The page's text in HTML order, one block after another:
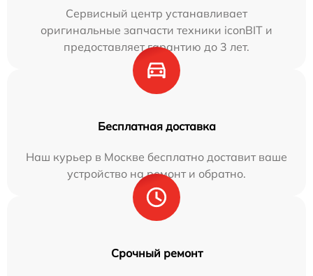
Сервисный центр устанавливает
оригинальные запчасти техники iconBIT и
предоставляет гарантию до 3 лет.
Бесплатная доставка
Наш курьер в Москве бесплатно доставит ваше
устройство на ремонт и обратно.
Срочный ремонт